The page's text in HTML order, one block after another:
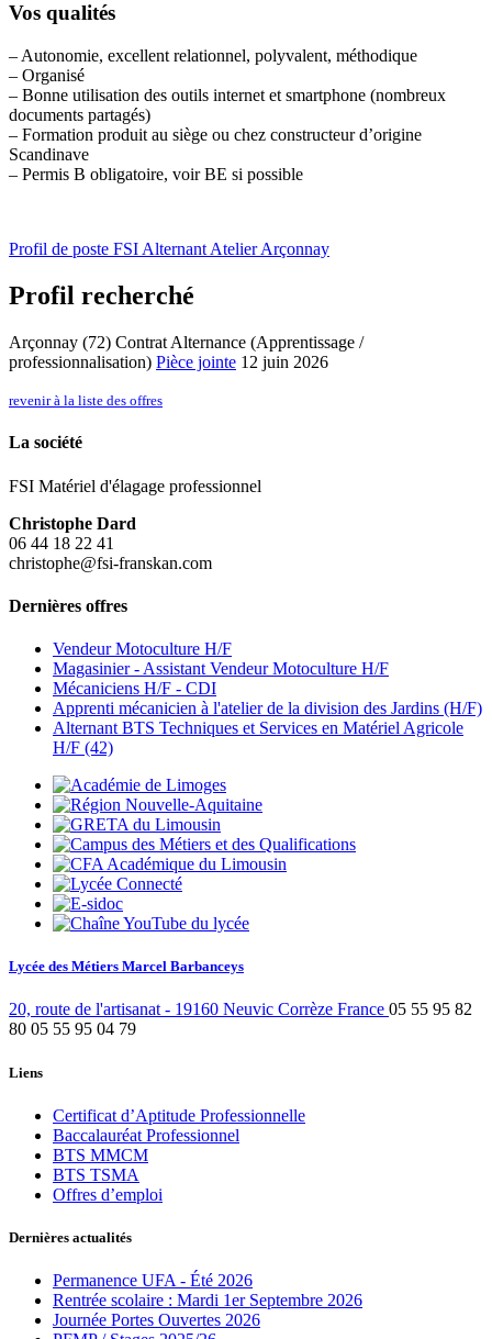
Vos qualités
– Autonomie, excellent relationnel, polyvalent, méthodique
– Organisé
– Bonne utilisation des outils internet et smartphone (nombreux
documents partagés)
– Formation produit au siège ou chez constructeur d’origine
Scandinave
– Permis B obligatoire, voir BE si possible
Profil de poste FSI Alternant Atelier Arçonnay
Profil recherché
Arçonnay (72) Contrat Alternance (Apprentissage /
professionnalisation) Pièce jointe 12 juin 2026
revenir à la liste des offres
La société
FSI Matériel d'élagage professionnel
Christophe Dard
06 44 18 22 41
christophe@fsi-franskan.com
Dernières offres
Vendeur Motoculture H/F
Magasinier - Assistant Vendeur Motoculture H/F
Mécaniciens H/F - CDI
Apprenti mécanicien à l'atelier de la division des Jardins (H/F)
Alternant BTS Techniques et Services en Matériel Agricole
H/F (42)
Lycée des Métiers Marcel Barbanceys
20, route de l'artisanat- 19160 Neuvic Corrèze France 05 55 95 82
80 05 55 95 04 79
Liens
Certificat d’Aptitude Professionnelle
Baccalauréat Professionnel
BTS MMCM
BTS TSMA
Offres d’emploi
Dernières actualités
Permanence UFA - Été 2026
Rentrée scolaire : Mardi 1er Septembre 2026
Journée Portes Ouvertes 2026